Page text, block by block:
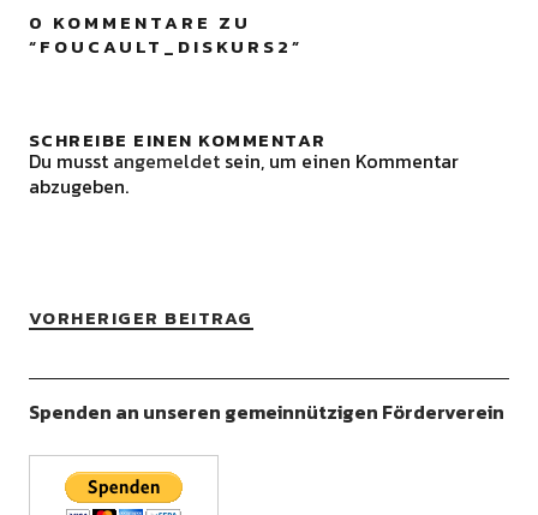
0 KOMMENTARE ZU
“FOUCAULT_DISKURS2”
SCHREIBE EINEN KOMMENTAR
Du musst angemeldetsein, um einen Kommentar
abzugeben.
VORHERIGER BEITRAG
Spenden an unseren gemeinnützigen Förderverein